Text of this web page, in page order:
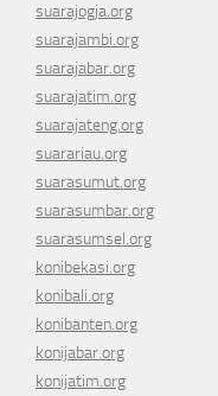
suarajogja.org
suarajambi.org
suarajabar.org
suarajatim.org
suarajateng.org
suarariau.org
suarasumut.org
suarasumbar.org
suarasumsel.org
konibekasi.org
konibali.org
konibanten.org
konijabar.org
konijatim.org